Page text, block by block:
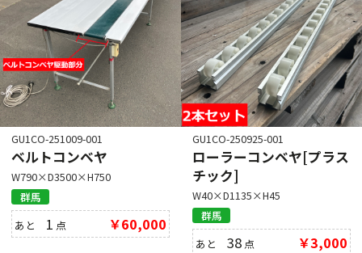
GU1CO-251009-001
ベルトコンベヤ
W790×D3500×H750
群馬
あと 1 点 ￥60,000
GU1CO-250925-001
ローラーコンベヤ[プラス
チック]
W40×D1135×H45
群馬
あと38 点 ￥3,000